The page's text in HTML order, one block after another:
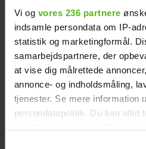
Vi og vores 236 partnere
indsamle persondata om IP-
statistik og marketingformål.
samarbejdspartnere, der
at vise dig målrettede
annonce- og indholdsmåling,
tjenester. Se mere information
persondatapolitik. Du kan